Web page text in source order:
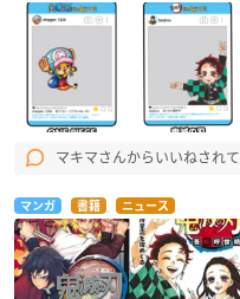
マキマさんからいいねされ
マンガ 書籍 ニュース